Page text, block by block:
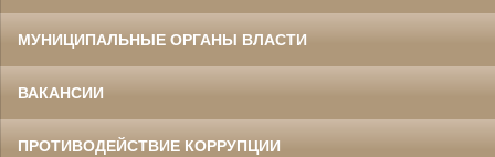
МУНИЦИПАЛЬНЫЕ ОРГАНЫ ВЛАСТИ
ВАКАНСИИ
ПРОТИВОДЕЙСТВИЕ КОРРУПЦИИ